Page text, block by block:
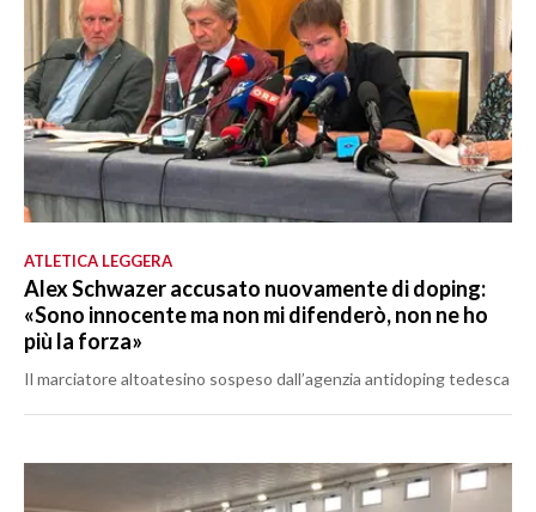
ATLETICA LEGGERA
Alex Schwazer accusato nuovamente di doping:
«Sono innocente ma non mi difenderò, non ne ho
più la forza»
Il marciatore altoatesino sospeso dall’agenzia antidoping tedesca